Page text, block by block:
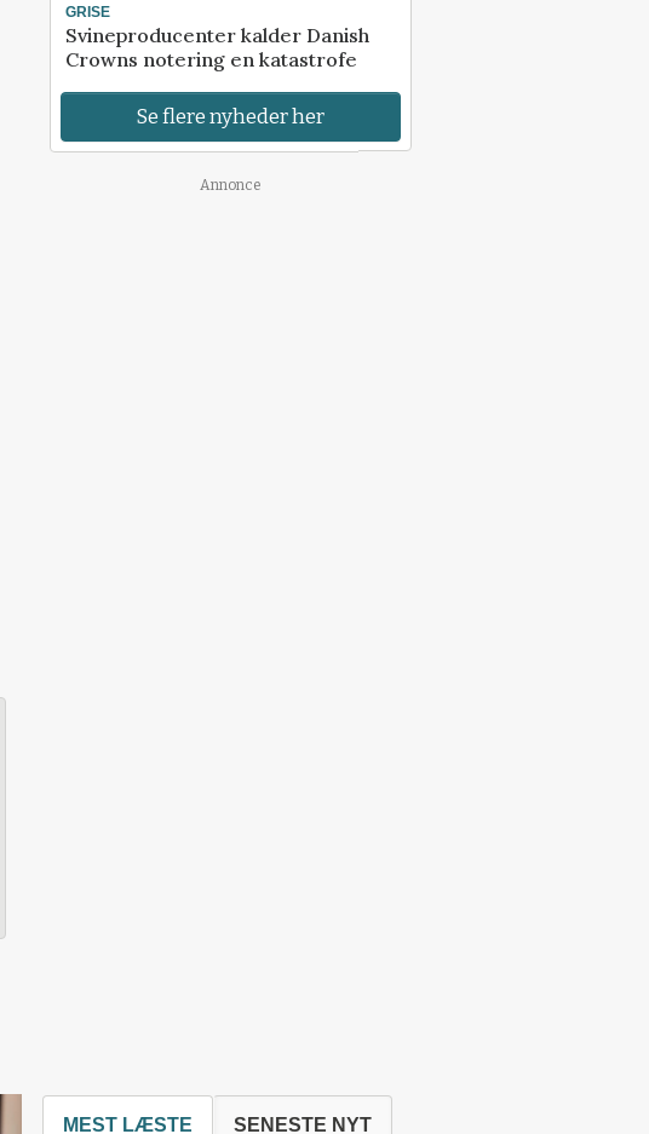
GRISE
Svineproducenter kalder Danish
Crowns notering en katastrofe
Se flere nyheder her
Annonce
MEST LÆSTE SENESTE NYT